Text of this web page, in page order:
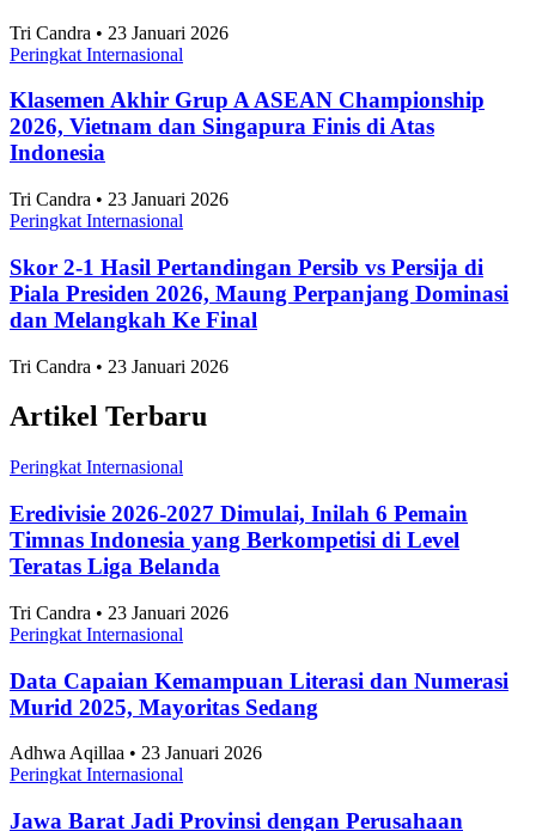
Tri Candra • 23 Januari 2026
Peringkat Internasional
Klasemen Akhir Grup A ASEAN Championship
2026, Vietnam dan Singapura Finis di Atas
Indonesia
Tri Candra • 23 Januari 2026
Peringkat Internasional
Skor 2-1 Hasil Pertandingan Persib vs Persija di
Piala Presiden 2026, Maung Perpanjang Dominasi
dan Melangkah Ke Final
Tri Candra • 23 Januari 2026
Artikel Terbaru
Peringkat Internasional
Eredivisie 2026-2027 Dimulai, Inilah 6 Pemain
Timnas Indonesia yang Berkompetisi di Level
Teratas Liga Belanda
Tri Candra • 23 Januari 2026
Peringkat Internasional
Data Capaian Kemampuan Literasi dan Numerasi
Murid 2025, Mayoritas Sedang
Adhwa Aqillaa • 23 Januari 2026
Peringkat Internasional
Jawa Barat Jadi Provinsi dengan Perusahaan